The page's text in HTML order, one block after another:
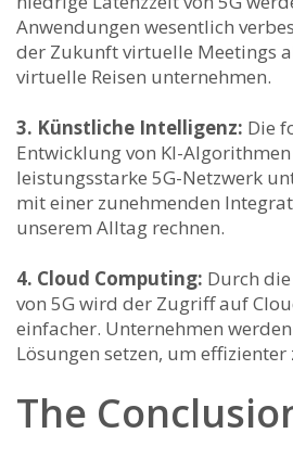
Anwendungen wesentlich
der Zukunft​ virtuelle Meetings
⁢virtuelle Reisen unternehmen.
3. Künstliche Intelligenz: Die
Entwicklung von‍ KI-
leistungsstarke 5G-Netzwerk
mit einer zunehmenden​
unserem Alltag rechnen.
4. Cloud Computing: Durch
von‍ 5G wird der Zugriff⁢ auf
einfacher. Unternehmen⁢
Lösungen setzen, um
The